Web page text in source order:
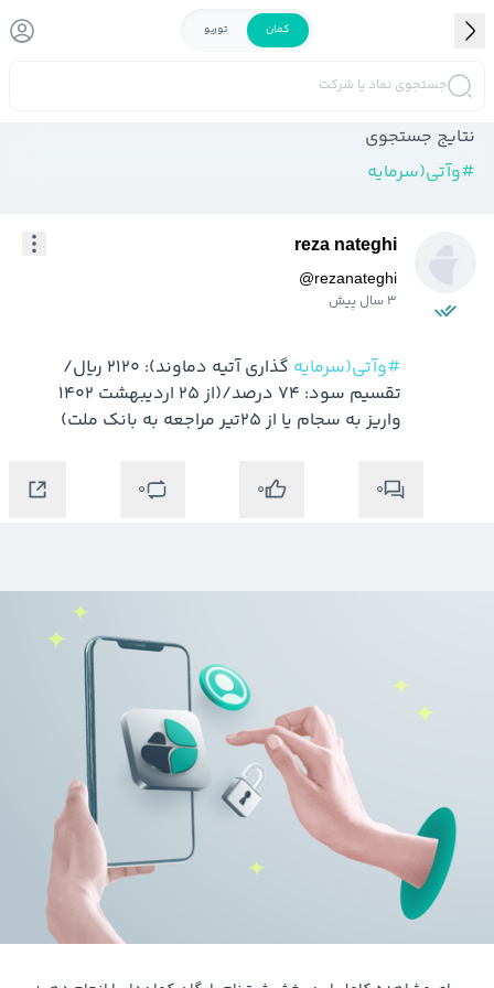
کمان توربو
جستجوی نماد یا شرکت
نتایج جستجوی
#وآتی(سرمايه
reza nateghi
@rezanateghi
3 سال پیش
#وآتی(سرمايه
گذاري آتیه دماوند): 2120 ریال/
واریز به سجام یا از 25تیر مراجعه به بانک ملت)
0
0
0